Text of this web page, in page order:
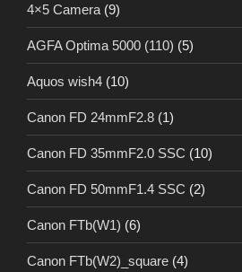
4×5 Camera (9)
AGFA Optima 5000 (110) (5)
Aquos wish4 (10)
Canon FD 24mmF2.8 (1)
Canon FD 35mmF2.0 SSC (10)
Canon FD 50mmF1.4 SSC (2)
Canon FTb(W1) (6)
Canon FTb(W2)_square (4)